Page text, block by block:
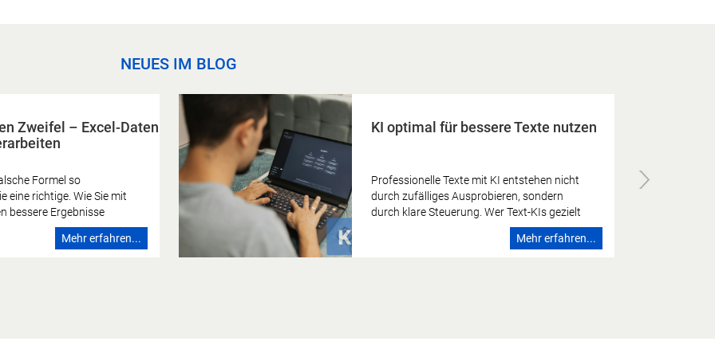
NEUES IM BLOG
Zweifel – Excel-Daten
Formel so
eine richtige. Wie Sie mit
bessere Ergebnisse
Sie sie trotzdem immer
Die KI kennt keinen
Mehr erfahren...
KI optimal für bessere Texte nutzen
Professionelle Texte mit KI entstehen nicht
durch zufälliges Ausprobieren, sondern
durch klare Steuerung. Wer Text-KIs gezielt
einsetzt, kann schnell Headlines, Newsletter,
Blogbeiträge, Social-Media-Postings oder
Mehr erfahren...